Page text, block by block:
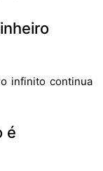
infinito continua
é